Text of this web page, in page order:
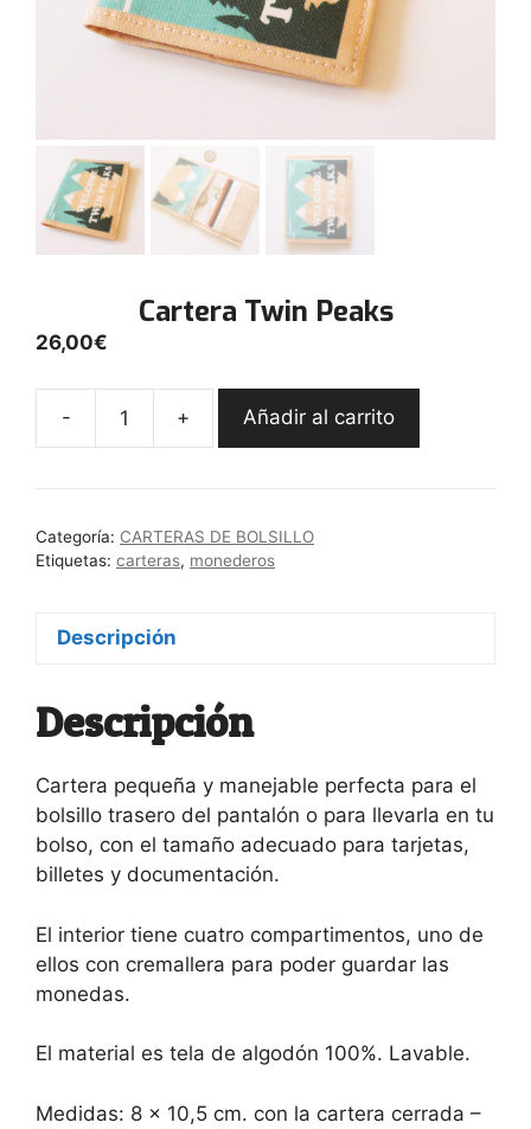
Cartera Twin Peaks
26,00€
-
Cartera
Peaks
+ Añadir al carrito
Categoría: CARTERAS DE BOLSILLO
Etiquetas: carteras, monederos
Descripción
Descripción
Cartera pequeña y manejable perfecta para el
bolsillo trasero del pantalón o para llevarla en tu
bolso, con el tamaño adecuado para tarjetas,
billetes y documentación.
El interior tiene cuatro compartimentos, uno de
ellos con cremallera para poder guardar las
monedas.
El material es tela de algodón 100%. Lavable.
Medidas: 8 x 10,5 cm. con la cartera cerrada –